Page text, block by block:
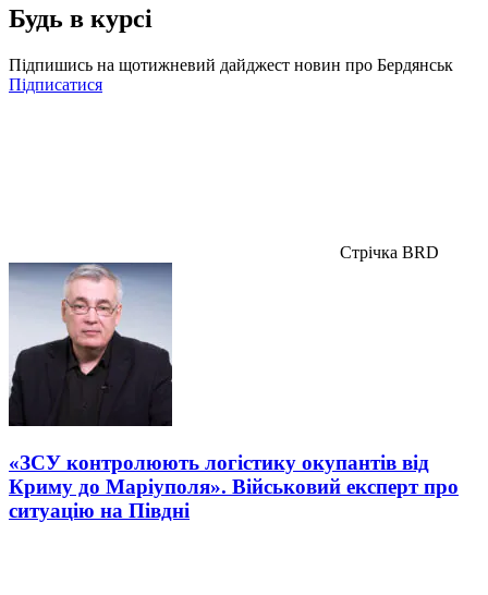
Будь в курсі
Підпишись на щотижневий дайджест новин про Бердянськ
Підписатися
Стрічка BRD
«ЗСУ контролюють логістику окупантів від
Криму до Маріуполя». Військовий експерт про
ситуацію на Півдні